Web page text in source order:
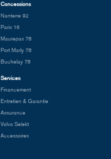
Concessions
Nanterre 92
Paris 16
Maurepas 78
Port Marly 78
Buchelay 78
Services
Financement
Entretien & Garantie
Assurance
Volvo Selekt
Accessoires